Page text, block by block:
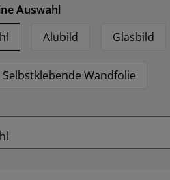
Auswahl
Alubild Glasbild
Selbstklebende Wandfolie